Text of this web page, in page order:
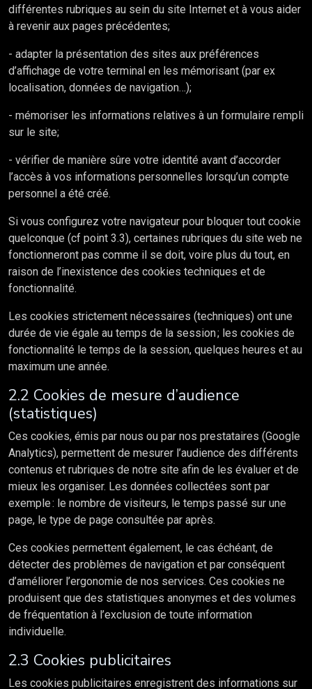
différentes rubriques au sein du site Internet et à vous aider
à revenir aux pages précédentes;
- adapter la présentation des sites aux préférences
d’affichage de votre terminal en les mémorisant (par ex
localisation, données de navigation…);
- mémoriser les informations relatives à un formulaire rempli
sur le site;
- vérifier de manière sûre votre identité avant d’accorder
l’accès à vos informations personnelles lorsqu’un compte
personnel a été créé.
Si vous configurez votre navigateur pour bloquer tout cookie
quelconque (cf point 3.3), certaines rubriques du site web ne
fonctionneront pas comme il se doit, voire plus du tout, en
raison de l’inexistence des cookies techniques et de
fonctionnalité.
Les cookies strictement nécessaires (techniques) ont une
durée de vie égale au temps de la session ; les cookies de
fonctionnalité le temps de la session, quelques heures et au
maximum une année.
2.2 Cookies de mesure d’audience
(statistiques)
Ces cookies, émis par nous ou par nos prestataires (Google
Analytics), permettent de mesurer l’audience des différents
contenus et rubriques de notre site afin de les évaluer et de
mieux les organiser. Les données collectées sont par
exemple : le nombre de visiteurs, le temps passé sur une
page, le type de page consultée par après.
Ces cookies permettent également, le cas échéant, de
détecter des problèmes de navigation et par conséquent
d’améliorer l’ergonomie de nos services. Ces cookies ne
produisent que des statistiques anonymes et des volumes
de fréquentation à l’exclusion de toute information
individuelle.
2.3 Cookies publicitaires
Les cookies publicitaires enregistrent des informations sur